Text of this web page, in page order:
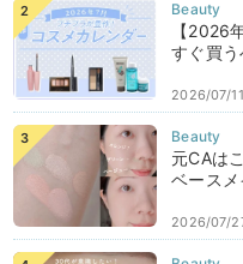
【2026
すぐ買
2026/07/
元CAは
ベース
2026/07/